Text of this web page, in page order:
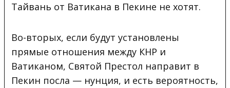
Тайвань от Ватикана в Пекине не хотят.
Во-вторых, если будут установлены
прямые отношения между КНР и
Ватиканом, Святой Престол направит в
Пекин посла — нунция, и есть вероятность,